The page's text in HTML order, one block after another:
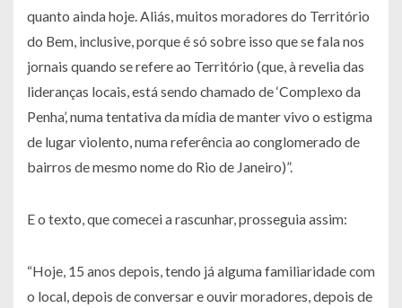
quanto ainda hoje. Aliás, muitos moradores do Território
do Bem, inclusive, porque é só sobre isso que se fala nos
jornais quando se refere ao Território (que, à revelia das
lideranças locais, está sendo chamado de ‘Complexo da
Penha’, numa tentativa da mídia de manter vivo o estigma
de lugar violento, numa referência ao conglomerado de
bairros de mesmo nome do Rio de Janeiro)”.
E o texto, que comecei a rascunhar, prosseguia assim:
“Hoje, 15 anos depois, tendo já alguma familiaridade com
o local, depois de conversar e ouvir moradores, depois de